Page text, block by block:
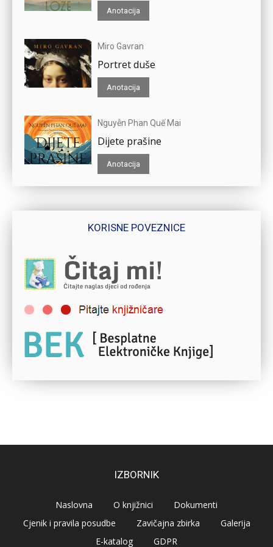
Anotacija
Miro Gavran
Portret duše
Anotacija
Nguyễn Phan Quế Mai
Dijete prašine
Anotacija
KORISNE POVEZNICE
IZBORNIK
Naslovna O knjižnici
Dokumenti
Cjenik i pravila posudbe
Zavičajna zbirka
Galerija
E-katalog
GDPR